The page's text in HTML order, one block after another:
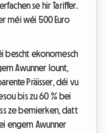
se hir Tariffer.
méi wéi 500 Euro
bescht ekonomesch
Awunner lount,
Präisser, déi vu
bis zu 60 % bei
ze bemierken, datt
engem Awunner